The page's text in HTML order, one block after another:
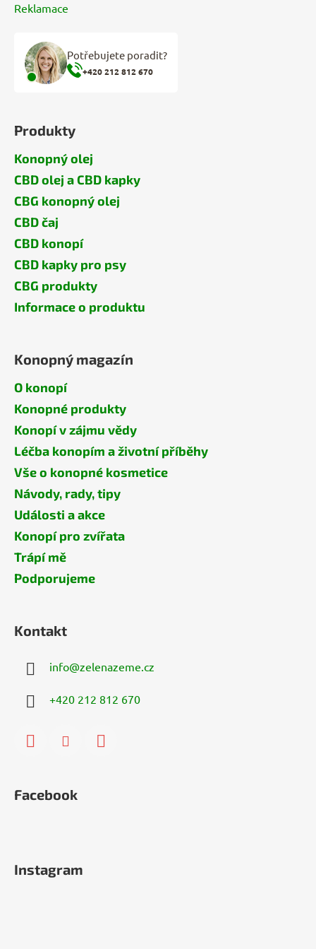
Reklamace
Potřebujete poradit?
+420 212 812 670
Produkty
Konopný olej
CBD olej a CBD kapky
CBG konopný olej
CBD čaj
CBD konopí
CBD kapky pro psy
CBG produkty
Informace o produktu
Konopný magazín
O konopí
Konopné produkty
Konopí v zájmu vědy
Léčba konopím a životní příběhy
Vše o konopné kosmetice
Návody, rady, tipy
Události a akce
Konopí pro zvířata
Trápí mě
Podporujeme
Kontakt
info@zelenazeme.cz
+420 212 812 670
Facebook
Instagram